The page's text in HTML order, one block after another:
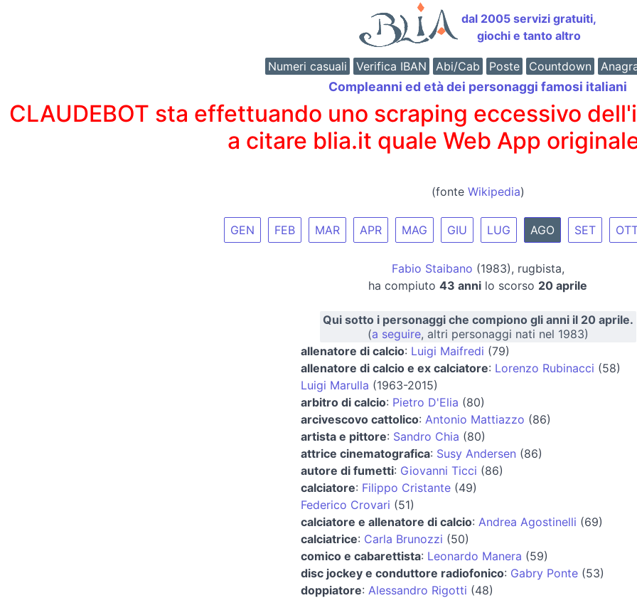
dal 2005 servizi gratuiti,
giochi e tanto altro
Numeri casuali Verifica IBAN Abi/Cab Poste Countdown
Compleanni ed età dei personaggi famosi italiani
CLAUDEBOT sta effettuando uno scraping eccessivo
a citare blia.it quale Web App
(fonte Wikipedia)
GEN FEB MAR APR MAG GIU LUG AGO SET
Fabio Staibano (1983), rugbista,
ha compiuto 43 anni lo scorso 20 aprile
Qui sotto i personaggi che compiono gli anni il 20 aprile.
(a seguire, altri personaggi nati nel 1983)
allenatore di calcio: Luigi Maifredi (79)
allenatore di calcio e ex calciatore: Lorenzo Rubinacci (58)
Luigi Marulla (1963-2015)
arbitro di calcio: Pietro D'Elia (80)
arcivescovo cattolico: Antonio Mattiazzo (86)
artista e pittore: Sandro Chia (80)
attrice cinematografica: Susy Andersen (86)
autore di fumetti: Giovanni Ticci (86)
calciatore: Filippo Cristante(49)
Federico Crovari (51)
calciatore e allenatore di calcio: Andrea Agostinelli (69)
calciatrice: Carla Brunozzi (50)
comico e cabarettista: Leonardo Manera (59)
disc jockey e conduttore radiofonico: Gabry Ponte(53)
doppiatore: Alessandro Rigotti (48)